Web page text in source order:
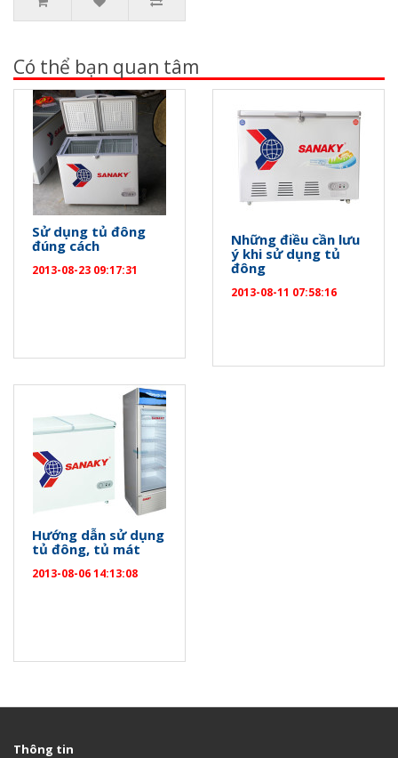
Có thể bạn quan tâm
Sử dụng tủ đông
đúng cách
2013-08-23 09:17:31
Những điều cần lưu
ý khi sử dụng tủ
đông
2013-08-11 07:58:16
Hướng dẫn sử dụng
tủ đông, tủ mát
2013-08-06 14:13:08
Thông tin